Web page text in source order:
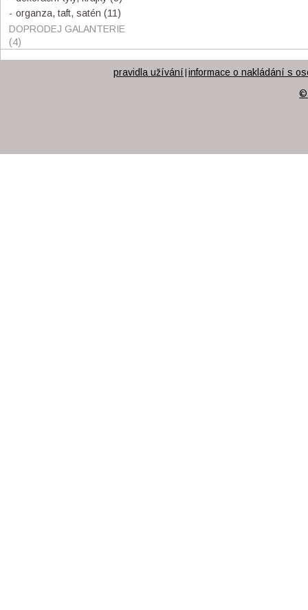
organza, taft, satén (11)
DOPRODEJ GALANTERIE
(4)
pravidla užívání informace o nakládání s
©